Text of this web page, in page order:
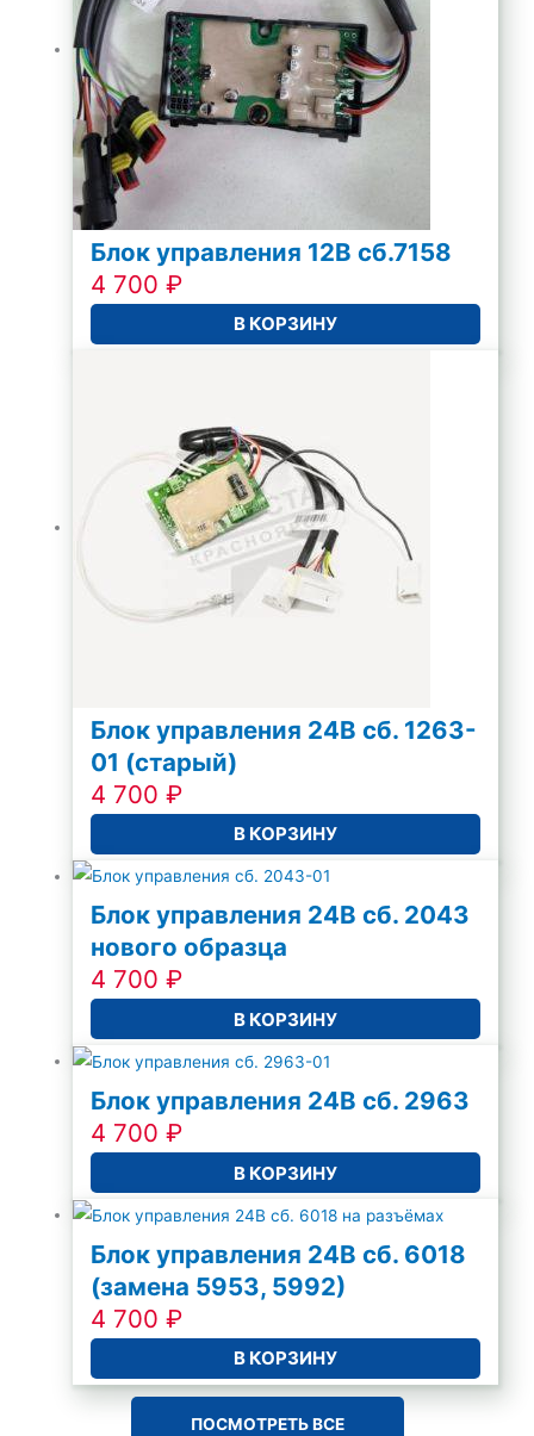
Блок управления 12В сб.7158
4 700₽
В КОРЗИНУ
Блок управления 24В сб. 1263-
01 (старый)
4 700₽
В КОРЗИНУ
Блок управления 24В сб. 2043
нового образца
4 700₽
В КОРЗИНУ
Блок управления 24В сб. 2963
4 700₽
В КОРЗИНУ
Блок управления 24В сб. 6018
(замена 5953, 5992)
4 700₽
В КОРЗИНУ
ПОСМОТРЕТЬ ВСЕ